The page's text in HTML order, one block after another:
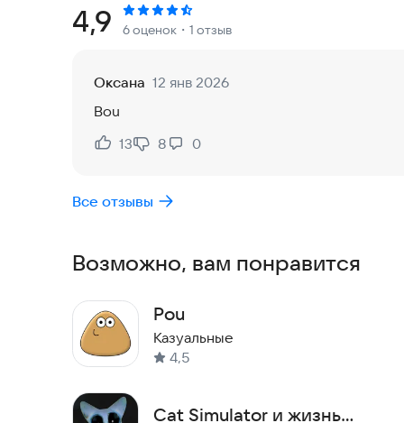
быстро принимает мрачный оборот. Вас ждут
из дома, вам придётся решать сложные
Изначально этот проект создавался как
Скачайте Bou прямо сейчас и проверьте,
Рейтинг:
4,9 6 оценок ・1 отзыв
Оксана 12 янв 2026
Bou
Нравится:
13
Не нравится:
8 0
Все отзывы
Возможно, вам понравится
Pou
Казуальные
4,5
Cat Simulator и жизнь